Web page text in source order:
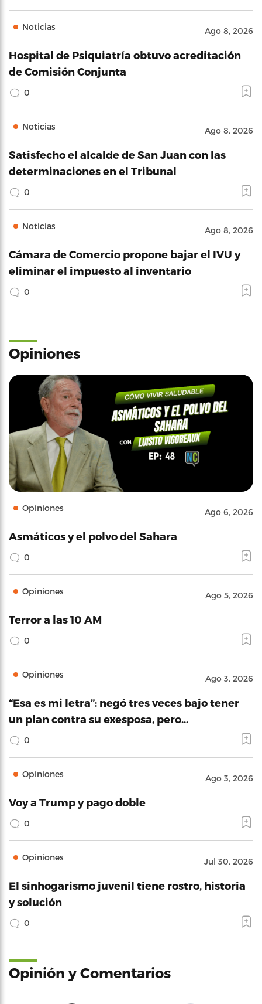
Noticias Ago 8, 2026
Hospital de Psiquiatría obtuvo acreditación
de Comisión Conjunta
0
Noticias Ago 8, 2026
Satisfecho el alcalde de San Juan con las
determinaciones en el Tribunal
0
Noticias Ago 8, 2026
Cámara de Comercio propone bajar el IVU y
eliminar el impuesto al inventario
0
Opiniones
Opiniones Ago 6, 2026
Asmáticos y el polvo del Sahara
0
Opiniones Ago 5, 2026
Terror a las 10 AM
0
Opiniones Ago 3, 2026
“Esa es mi letra”: negó tres veces bajo tener
un plan contra su exesposa, pero…
0
Opiniones Ago 3, 2026
Voy a Trump y pago doble
0
Opiniones Jul 30, 2026
El sinhogarismo juvenil tiene rostro, historia
y solución
0
Opinión y Comentarios